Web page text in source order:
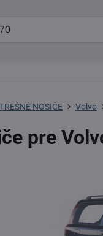
NOSIČE Volvo
pre